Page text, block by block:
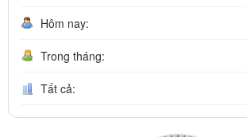
Hôm nay:
Trong tháng:
Tất cả: